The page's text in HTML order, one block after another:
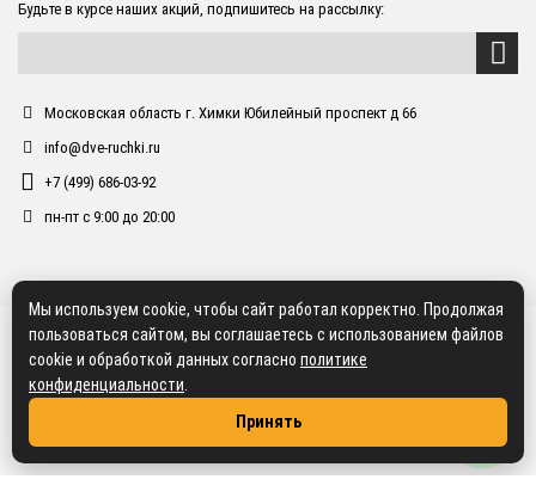
Будьте в курсе наших акций, подпишитесь на рассылку:
Московская область г. Химки Юбилейный проспект д 66
info@dve-ruchki.ru
+7 (499) 686-03-92
пн-пт с 9:00 до 20:00
Мы используем cookie, чтобы сайт работал корректно. Продолжая
пользоваться сайтом, вы соглашаетесь с использованием файлов
cookie и обработкой данных согласно политике
конфиденциальности
Принять